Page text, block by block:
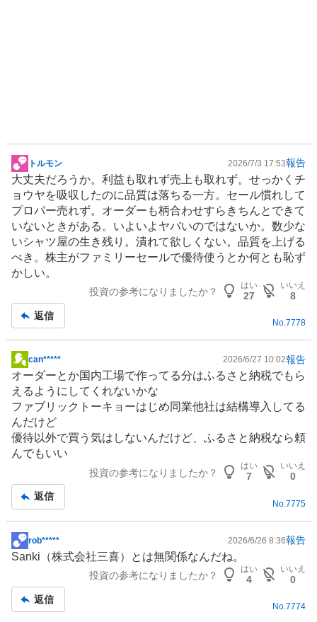
掲
示
板
記
事
トルモン 2026/7/3 17:53報告
大丈夫だろうか。利益も取れず売上も取れず。せっかくチ
ョウヤを吸収したのに品質は落ちる一方。セール慣れして
プロパー売れず。オーダーも柄合わせすらきちんとできて
いないときがある。いよいよヤバいのではないか。数少な
いシャツ屋の生き残り。潰れて欲しくない。品質を上げる
べき。株主がファミリーセールで優待使うとか何とも恥ず
かしい。
投資の参考になりましたか？
はい
27
いいえ
8
返信
No.7778
掲
示
板
記
事
can***** 2026/6/27 10:02報告
オーダーとか国内工場で作ってる分はふるさと納税でもら
えるようにしてくれないかな
ファブリックトーキョーはじめ同業他社は結構導入してる
んだけど
優待以外で買う気はしないんだけど、ふるさと納税なら頼
んでもいい
投資の参考になりましたか？
はい
7
いいえ
0
返信
No. 7775
掲
示
事
rob***** 2026/6/26 8:36報告
Sanki（株式会社三喜）とは無関係なんだね。
投資の参考になりましたか？
はい
4
いいえ
0
返信
No.7774